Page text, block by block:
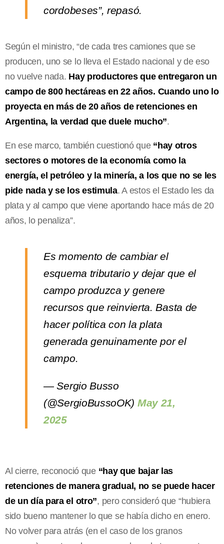
cordobeses”, repasó.
Según el ministro, “de cada tres camiones que se
producen, uno se lo lleva el Estado nacional y de eso
no vuelve nada. Hay productores que entregaron un
campo de 800 hectáreas en 22 años. Cuando uno lo
proyecta en más de 20 años de retenciones en
Argentina, la verdad que duele mucho”.
En ese marco, también cuestionó que “hay otros
sectores o motores de la economía como la
energía, el petróleo y la minería, a los que no se les
pide nada y se los estimula. A estos el Estado les da
plata y al campo que viene aportando hace más de 20
años, lo penaliza”.
Es momento de cambiar el
esquema tributario y dejar que el
campo produzca y genere
recursos que reinvierta. Basta de
hacer política con la plata
generada genuinamente por el
campo.
— Sergio Busso
(@SergioBussoOK) May 21,
2025
Al cierre, reconoció que “hay que bajar las
retenciones de manera gradual, no se puede hacer
de un día para el otro”, pero consideró que “hubiera
sido bueno mantener lo que se había dicho en enero.
No volver para atrás (en el caso de los granos